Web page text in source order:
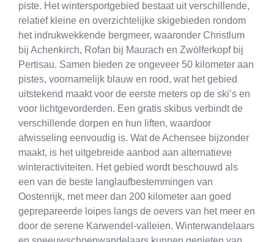
piste. Het wintersportgebied bestaat uit verschillende,
relatief kleine en overzichtelijke skigebieden rondom
het indrukwekkende bergmeer, waaronder Christlum
bij Achenkirch, Rofan bij Maurach en Zwölferkopf bij
Pertisau. Samen bieden ze ongeveer 50 kilometer aan
pistes, voornamelijk blauw en rood, wat het gebied
uitstekend maakt voor de eerste meters op de ski’s en
voor lichtgevorderden. Een gratis skibus verbindt de
verschillende dorpen en hun liften, waardoor
afwisseling eenvoudig is. Wat de Achensee bijzonder
maakt, is het uitgebreide aanbod aan alternatieve
winteractiviteiten. Het gebied wordt beschouwd als
een van de beste langlaufbestemmingen van
Oostenrijk, met meer dan 200 kilometer aan goed
geprepareerde loipes langs de oevers van het meer en
door de serene Karwendel-valleien. Winterwandelaars